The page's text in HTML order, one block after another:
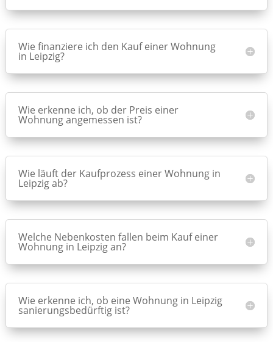
Wie finanziere ich den Kauf einer Wohnung
in Leipzig?
Wie erkenne ich, ob der Preis einer
Wohnung angemessen ist?
Wie läuft der Kaufprozess einer Wohnung in
Leipzig ab?
Welche Nebenkosten fallen beim Kauf einer
Wohnung in Leipzig an?
Wie erkenne ich, ob eine Wohnung in Leipzig
sanierungsbedürftig ist?